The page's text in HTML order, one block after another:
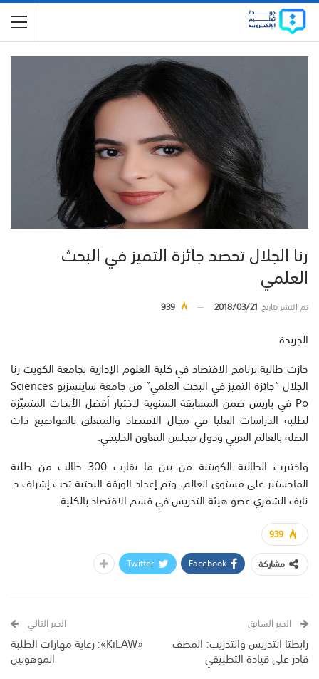
رنا الجلال تحصد جائزة التميز في البحث
العلمي
تم النشر بتاريخ 2018/03/21
939
الجريدة
حازت طالبة برنامج الاقتصاد في كلية العلوم الإدارية بجامعة الكويت رنا
الجلال “جائزة التميز في البحث العلمي” من جامعة ساينسزبو Sciences
Po في باريس ضمن المسابقة السنوية لاختيار أفضل الأبحاث المتميّزة
لطلبة الدراسات العليا في مجال الاقتصاد والمتعلق بالمواضيع ذات
الصلة بالعالم العربي ودول مجلس التعاون الخليجي.
واختيرت الطالبة الكويتية من بين ما يقارب 300 طالب من طلبة
الماجستير على مستوى العالم، وتم إعداد الورقة البحثية تحت إشراف د.
نايف الشمري عضو هيئة التدريس في قسم الاقتصاد بالكلية.
939
مشاركة
Facebook
Twitter
الخبر السابق
رابطتا التدريس والتدريب: المضف
قادر على قيادة التطبيقي
الخبر التالي
«KiLAW»: رعاية مهارات الطلبة
الموهوبين